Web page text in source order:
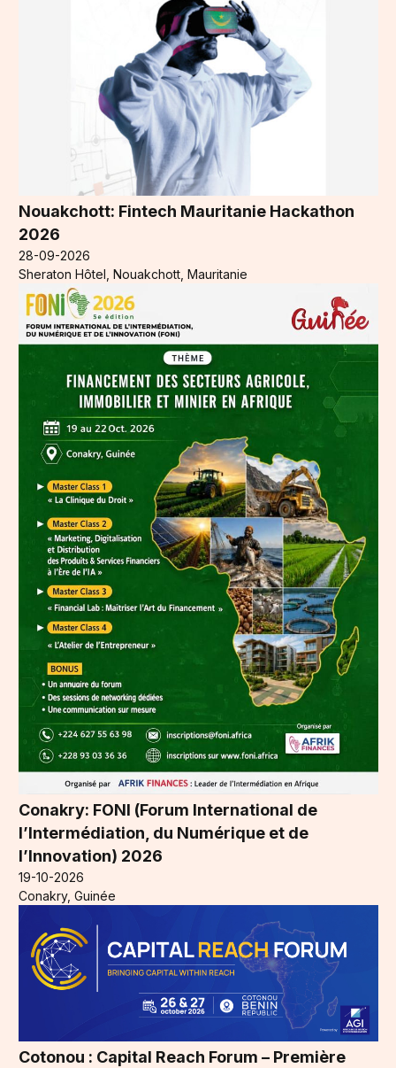
Nouakchott: Fintech Mauritanie Hackathon
2026
28-09-2026
Sheraton Hôtel, Nouakchott, Mauritanie
Conakry: FONI (Forum International de
l’Intermédiation, du Numérique et de
l’Innovation) 2026
19-10-2026
Conakry, Guinée
Cotonou : Capital Reach Forum – Première